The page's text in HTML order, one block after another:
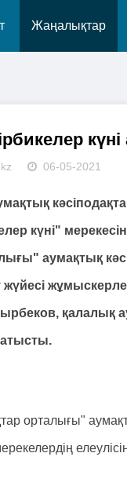
Жаңалықтар
күні
06-05-2021
күні"
аумақтық
қалалық